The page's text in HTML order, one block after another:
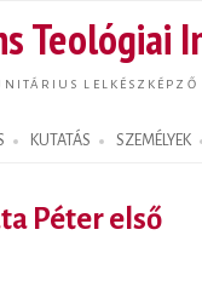
Teológiai
LELKÉSZKÉPZŐ
KUTATÁS SZEMÉLYEK
Péter első